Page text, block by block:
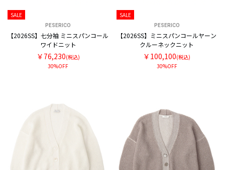
SALE
PESERICO
【2026SS】七分袖 ミニスパンコール
ワイドニット
￥76,230(税込)
30%OFF
SALE
PESERICO
【2026SS】ミニスパンコールヤーン
クルーネックニット
￥100,100(税込)
30%OFF